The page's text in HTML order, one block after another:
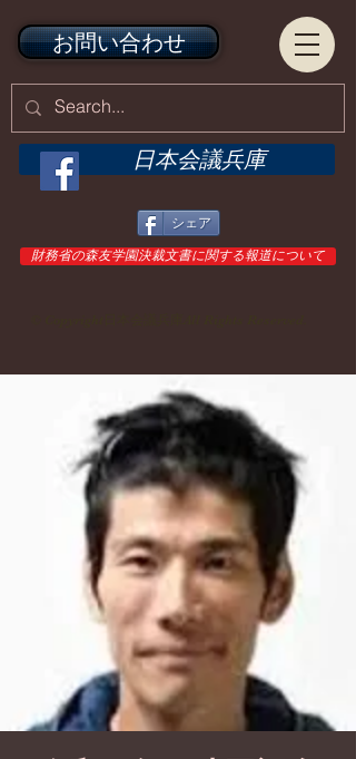
日本会議兵庫
シェア
お問い合わせ
財務省の森友学園決裁文書に関する報道について